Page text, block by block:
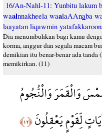
16/An-Nahl-11: Yunbitu lakum
waalnnakheela waalaAAnaba
laayatan liqawmin yatafakkaroon
Dia menumbuhkan bagi kamu
korma, anggur dan segala macam
demikian itu benar-benar ada
memikirkan. (11)
وَالْقَمَرَ وَالْنُّجُومُ
لِّقَوْمٍ يَعْقِلُونَ﴿١٢﴾